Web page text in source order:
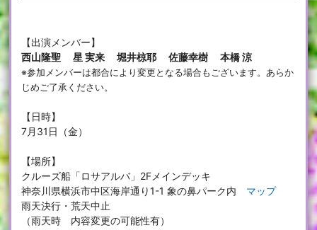
【出演メンバー】
西山隆聖 星 実来 堀井椋耶 佐藤幸樹 本橋 涼
※参加メンバーは都合により変更となる場合もございます。あらか
じめご了承ください。
【日時】
7月31日（金）
【場所】
クルーズ船「ロサアルバ」2Fメインデッキ
神奈川県横浜市中区海岸通り1-1 象の鼻パーク内 マップ
雨天決行・荒天中止
（雨天時 内容変更の可能性有）